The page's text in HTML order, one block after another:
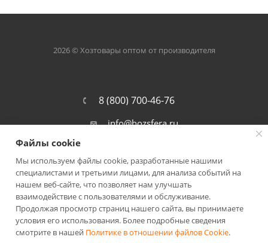
2026 © Хозтовары оптом от производителя
8 (800) 700-46-76
info@hozsfera.ru
301105, Тульская обл., Ленинский р-
он, пос. Ильинка, ул. Центральная, д.
19а, корп. 7
Файлы cookie
Мы используем файлы cookie, разработанные нашими
специалистами и третьими лицами, для анализа событий на
нашем веб-сайте, что позволяет нам улучшать
взаимодействие с пользователями и обслуживание.
Продолжая просмотр страниц нашего сайта, вы принимаете
условия его использования. Более подробные сведения
смотрите в нашей Политике в отношении файлов Cookie.